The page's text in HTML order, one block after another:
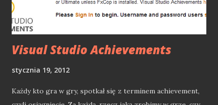
której nasz plugin będzie działał: (function($) {
$.fn.changeColor = function() { //ciało n...
Visual Studio Achievements
stycznia 19, 2012
Każdy kto gra w gry, spotkał się z terminem achievement,